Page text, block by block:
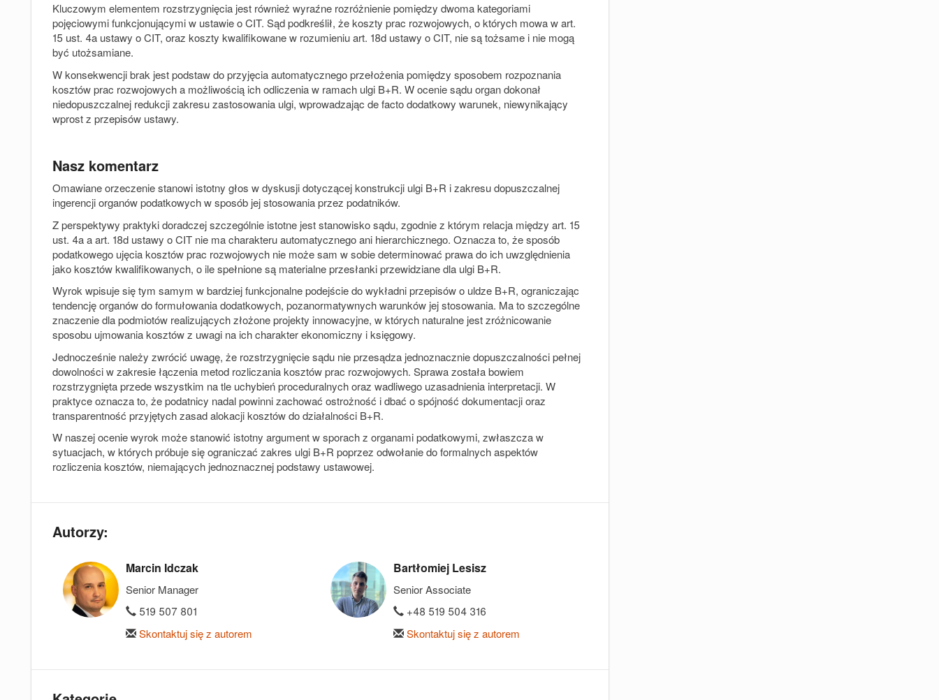
Kluczowym elementem rozstrzygnięcia jest również wyraźne rozróżnienie pomiędzy dwoma kategoriami
pojęciowymi funkcjonującymi w ustawie o CIT. Sąd podkreślił, że koszty prac rozwojowych, o których mowa w art.
15 ust. 4a ustawy o CIT, oraz koszty kwalifikowane w rozumieniu art. 18d ustawy o CIT, nie są tożsame i nie mogą
być utożsamiane.
W konsekwencji brak jest podstaw do przyjęcia automatycznego przełożenia pomiędzy sposobem rozpoznania
kosztów prac rozwojowych a możliwością ich odliczenia w ramach ulgi B+R. W ocenie sądu organ dokonał
niedopuszczalnej redukcji zakresu zastosowania ulgi, wprowadzając de facto dodatkowy warunek, niewynikający
wprost z przepisów ustawy.
Nasz komentarz
Omawiane orzeczenie stanowi istotny głos w dyskusji dotyczącej konstrukcji ulgi B+R i zakresu dopuszczalnej
ingerencji organów podatkowych w sposób jej stosowania przez podatników.
Z perspektywy praktyki doradczej szczególnie istotne jest stanowisko sądu, zgodnie z którym relacja między art. 15
ust. 4a a art. 18d ustawy o CIT nie ma charakteru automatycznego ani hierarchicznego. Oznacza to, że sposób
podatkowego ujęcia kosztów prac rozwojowych nie może sam w sobie determinować prawa do ich uwzględnienia
jako kosztów kwalifikowanych, o ile spełnione są materialne przesłanki przewidziane dla ulgi B+R.
Wyrok wpisuje się tym samym w bardziej funkcjonalne podejście do wykładni przepisów o uldze B+R, ograniczając
tendencję organów do formułowania dodatkowych, pozanormatywnych warunków jej stosowania. Ma to szczególne
znaczenie dla podmiotów realizujących złożone projekty innowacyjne, w których naturalne jest zróżnicowanie
sposobu ujmowania kosztów z uwagi na ich charakter ekonomiczny i księgowy.
Jednocześnie należy zwrócić uwagę, że rozstrzygnięcie sądu nie przesądza jednoznacznie dopuszczalności pełnej
dowolności w zakresie łączenia metod rozliczania kosztów prac rozwojowych. Sprawa została bowiem
rozstrzygnięta przede wszystkim na tle uchybień proceduralnych oraz wadliwego uzasadnienia interpretacji. W
praktyce oznacza to, że podatnicy nadal powinni zachować ostrożność i dbać o spójność dokumentacji oraz
transparentność przyjętych zasad alokacji kosztów do działalności B+R.
W naszej ocenie wyrok może stanowić istotny argument w sporach z organami podatkowymi, zwłaszcza w
sytuacjach, w których próbuje się ograniczać zakres ulgi B+R poprzez odwołanie do formalnych aspektów
rozliczenia kosztów, niemających jednoznacznej podstawy ustawowej.
Autorzy:
Marcin Idczak
Senior Manager
519 507 801
Skontaktuj się z autorem
Bartłomiej Lesisz
Senior Associate
+48 519 504 316
Skontaktuj się z autorem